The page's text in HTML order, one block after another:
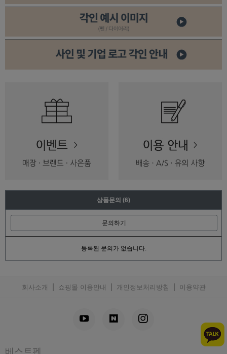
상품문의 (6)
문의하기
등록된 문의가 없습니다.
회사소개 쇼핑몰 이용안내 개인정보처리방침 이용약관
베스트펜